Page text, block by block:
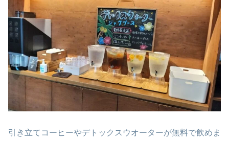
引き立てコーヒーやデトックスウオーターが無料で飲めま